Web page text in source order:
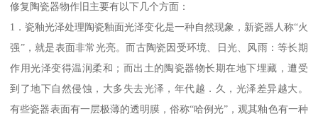
修复陶瓷器物作旧主要有以下几个方面：
1．瓷釉光泽处理陶瓷釉面光泽变化是一种自然现象，新瓷器人称“火
强”，就是表面非常光亮。而古陶瓷因受环境、日光、风雨：等长期
作用光泽变得温润柔和；而出土的陶瓷器物长期在地下埋藏，遭受
到了地下自然侵蚀，大多失去光泽，年代越．久，光泽差异越大。
有些瓷器表面有一层极薄的透明膜，俗称“哈例光”，观其釉色有一种